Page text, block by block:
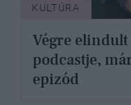
KULTÚRA
Végre
podcastje,
epizód